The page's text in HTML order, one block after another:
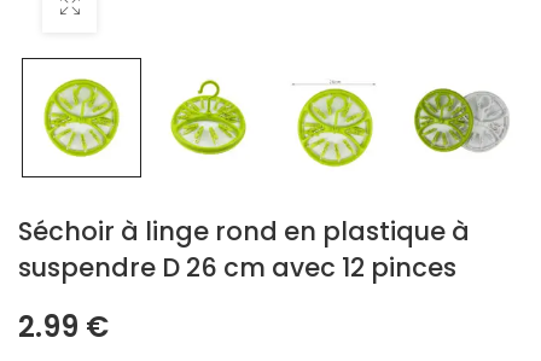
Séchoir à linge rond en plastique à
suspendre D 26 cm avec 12 pinces
2.99 €